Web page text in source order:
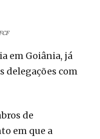
em Goiânia, já
delegações com
de
em que a